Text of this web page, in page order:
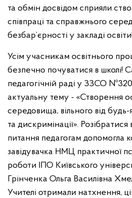
та обмін досвідом сприяли
співпраці та справжнього
безбар’єрності у закладі освіти!
Усім учасникам освітнього
безпечно почуватися в школі!
педагогічній раді у ЗЗСО
актуальну тему - «Створення
середовища, вільного від
та дискримінації».
питання педагогам допомогла
завідувачка НМЦ практичної
роботи ІПО Київського
Грінченка Ольга Василівна
Учителі отримали натхнення,